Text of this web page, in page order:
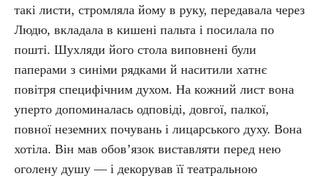
такі листи, стромляла йому в руку, передавала через
Людю, вкладала в кишені пальта і посилала по
пошті. Шухляди його стола виповнені були
паперами з синіми рядками й наситили хатнє
повітря специфічним духом. На кожний лист вона
уперто допоминалась одповіді, довгої, палкої,
повної неземних почувань і лицарського духу. Вона
хотіла. Він мав обов’язок виставляти перед нею
оголену душу — і декорував її театральною